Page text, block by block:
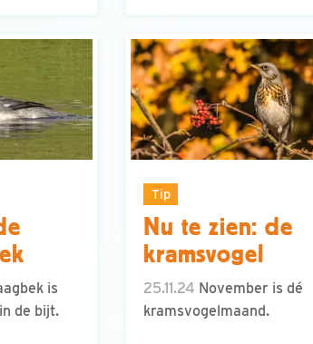
is
de bijt.
Tip
Nu te zien: de
kramsvogel
25.11.24 November is dé
kramsvogelmaand.